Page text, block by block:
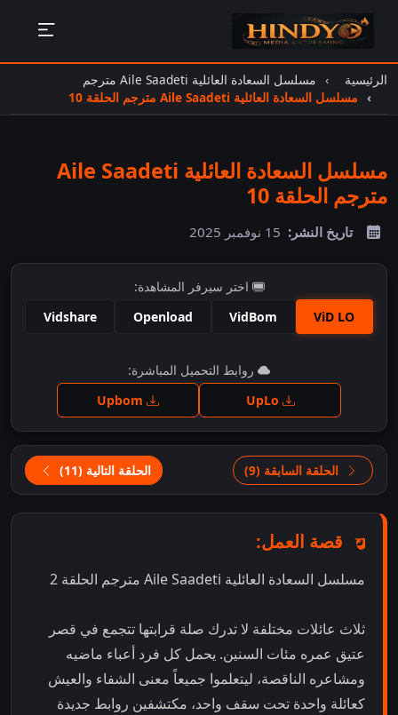
الرئيسية
مسلسل السعادة العائلية Aile Saadeti مترجم
مسلسل السعادة العائلية Aile Saadeti مترجم الحلقة 10
مسلسل السعادة العائلية Aile Saadeti
مترجم الحلقة 10
تاريخ النشر: 15 نوفمبر 2025
اختر سيرفر المشاهدة:
ViD LO
VidBom
Openload
Vidshare
اضغط للمشاهدة
روابط التحميل المباشرة:
الحلقة السابقة (9) الحلقة التالية (11)
قصة العمل:
مسلسل السعادة العائلية Aile Saadeti مترجم الحلقة 2
ثلاث عائلات مختلفة لا تدرك صلة قرابتها تتجمع في قصر
عتيق عمره مئات السنين. يحمل كل فرد أعباء ماضيه
ومشاعره الناقصة، ليتعلموا جميعاً معنى الشفاء والعيش
كعائلة واحدة تحت سقف واحد، مكتشفين روابط جديدة